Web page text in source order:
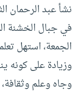
نشأ عبد الرحمان
في جبال الخشنة
الجمعة، استهل
وزيادة على
وجاه وعلم